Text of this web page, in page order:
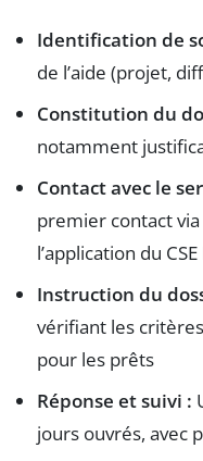
Identification de
de l’aide (projet,
Constitution du
notamment
Contact avec le
premier contact via
l’application du
Instruction du
vérifiant les
pour les prêts
Réponse et suivi :
jours ouvrés, avec